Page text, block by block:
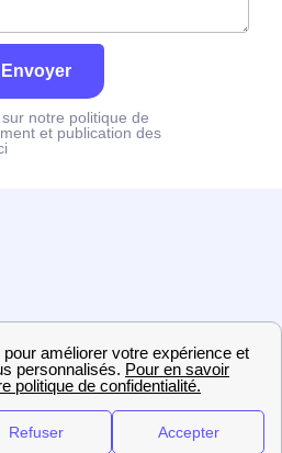
Envoyer
notre politique de
et publication des